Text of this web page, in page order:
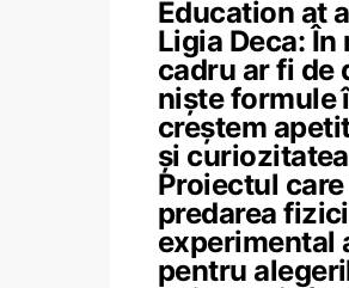
Education at
Ligia Deca:
cadru ar fi de
niște formule
creștem
și
Proiectul
predarea
experimental
pentru